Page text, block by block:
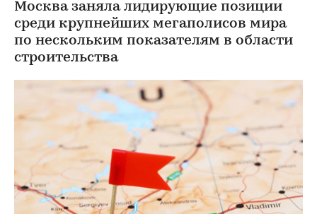
Москва заняла лидирующие позиции
среди крупнейших мегаполисов мира
по нескольким показателям в области
строительства